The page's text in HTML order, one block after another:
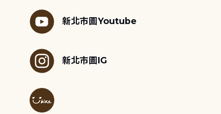
新北市圖Youtube
新北市圖IG